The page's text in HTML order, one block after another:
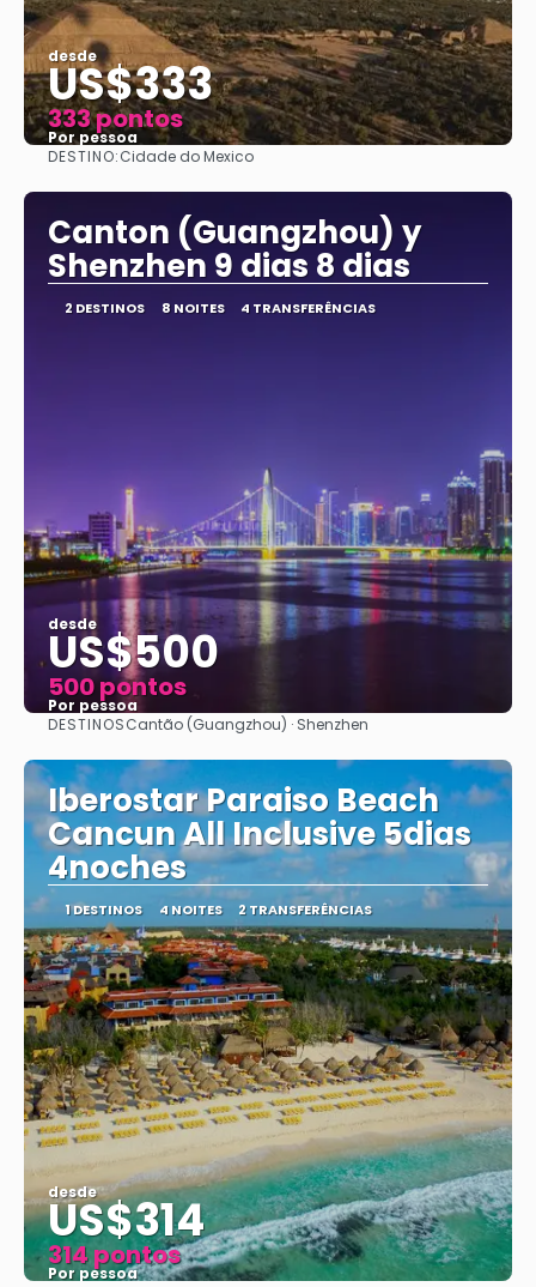
desde
US$333
333 pontos
Por pessoa
Vejo
DESTINO:Cidade do Mexico
Canton (Guangzhou) y
Shenzhen 9 dias 8 dias
2 DESTINOS 8 NOITES 4 TRANSFERÊNCIAS
desde
US$500
500 pontos
Por pessoa
Vejo
DESTINOSCantão (Guangzhou) · Shenzhen
Iberostar Paraiso Beach
Cancun All Inclusive 5dias
4noches
1 DESTINOS 4 NOITES 2 TRANSFERÊNCIAS
desde
US$314
314 pontos
Por pessoa